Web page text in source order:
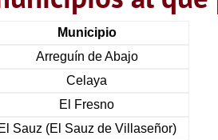
Municipio
Arreguín de Abajo
Celaya
El Fresno
El Sauz (El Sauz de Villaseñor)